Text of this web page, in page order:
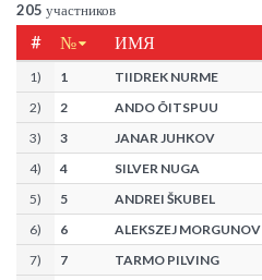
205 участников
# № ИМЯ
1) 1
TIIDREK NURME
2) 2
ANDO ÕITSPUU
3) 3
JANAR JUHKOV
4) 4
SILVER NUGA
5) 5
ANDREI ŠKUBEL
6) 6
ALEKSZEJ MORGUNOV
7) 7
TARMO PILVING